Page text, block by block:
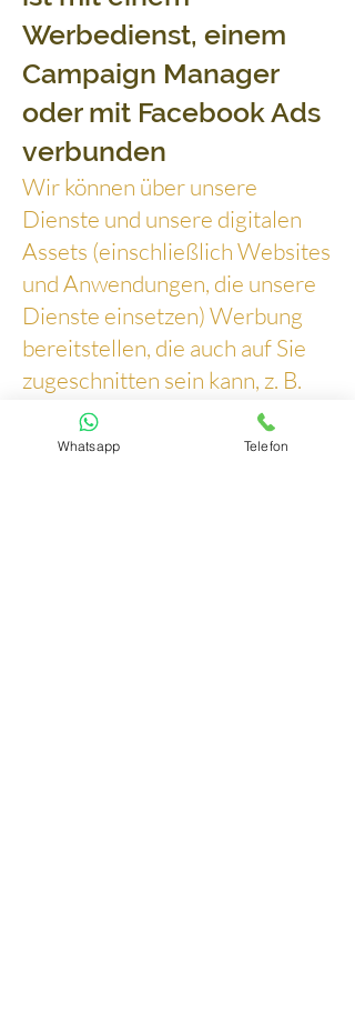
Werbedienst, einem
Campaign Manager
oder mit Facebook Ads
verbunden
Wir können über unsere
Dienste und unsere digitalen
Assets (einschließlich Websites
und Anwendungen, die unsere
Dienste einsetzen) Werbung
bereitstellen, die auch auf Sie
zugeschnitten sein kann, z. B.
Anzeigen, die auf Ihrem
jüngsten Surfverhalten auf
Whatsapp Telefon